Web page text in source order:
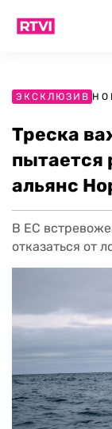
ЭКСКЛЮЗИВ
Треска
пытается
альянс
В ЕС
отказаться от